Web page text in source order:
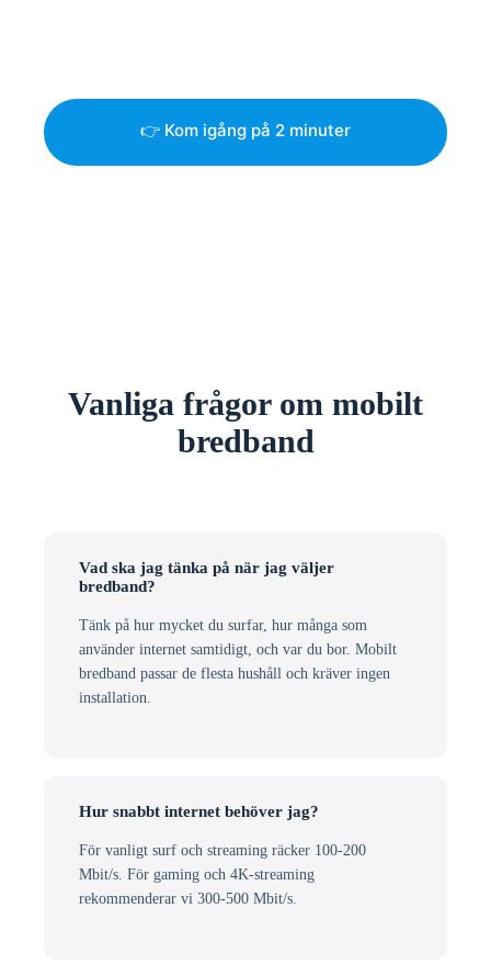
👉 Kom igång på 2 minuter
Vanliga frågor om mobilt
bredband
Vad ska jag tänka på när jag väljer
bredband?
Tänk på hur mycket du surfar, hur många som
använder internet samtidigt, och var du bor. Mobilt
bredband passar de flesta hushåll och kräver ingen
installation.
Hur snabbt internet behöver jag?
För vanligt surf och streaming räcker 100-200
Mbit/s. För gaming och 4K-streaming
rekommenderar vi 300-500 Mbit/s.